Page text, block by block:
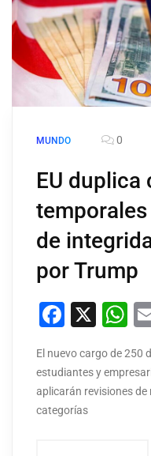
MUNDO 0
EU duplica
de
por Trump
X
El nuevo cargo de 250
estudiantes y
aplicarán revisiones
categorías